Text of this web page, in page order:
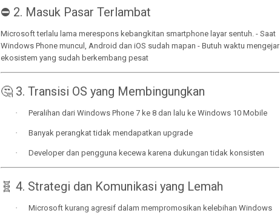
⛔ 2. Masuk Pasar Terlambat
Microsoft terlalu lama merespons kebangkitan smartphone layar sentuh. - Saat
Windows Phone muncul, Android dan iOS sudah mapan - Butuh waktu mengejar
ekosistem yang sudah berkembang pesat
🤔 3. Transisi OS yang Membingungkan
· Peralihan dari Windows Phone 7 ke 8 dan lalu ke Windows 10 Mobile
· Banyak perangkat tidak mendapatkan upgrade
· Developer dan pengguna kecewa karena dukungan tidak konsisten
🧬 4. Strategi dan Komunikasi yang Lemah
·
Microsoft kurang agresif dalam mempromosikan kelebihan Windows